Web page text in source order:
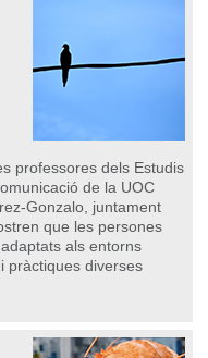
professores dels Estudis
de la UOC
Gonzalo, juntament
que les persones
als entorns
pràctiques diverses